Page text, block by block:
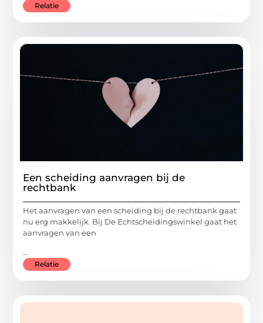
Relatie
Een scheiding aanvragen bij de
rechtbank
Het aanvragen van een scheiding bij de rechtbank gaat
nu erg makkelijk. Bij De Echtscheidingswinkel gaat het
aanvragen van een
...
Relatie